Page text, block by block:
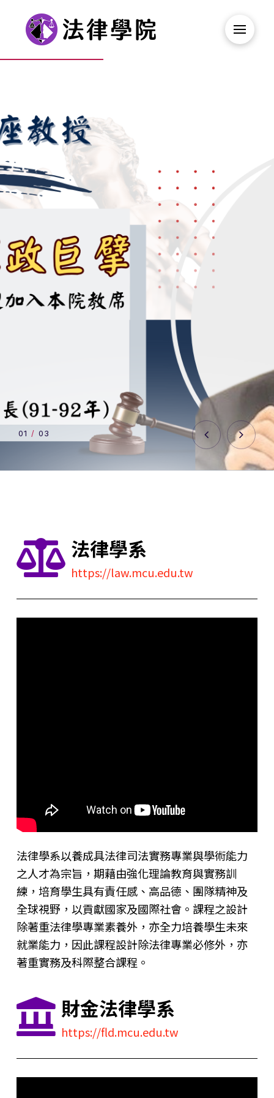
01 / 03
法律學系
https://law.mcu.edu.tw
法律學系以養成具法律司法實務專業與學術能力
之人才為宗旨，期藉由強化理論教育與實務訓
練，培育學生具有責任感、高品德、團隊精神及
全球視野，以貢獻國家及國際社會。課程之設計
除著重法律學專業素養外，亦全力培養學生未來
就業能力，因此課程設計除法律專業必修外，亦
著重實務及科際整合課程。
財金法律學系
https://fld.mcu.edu.tw